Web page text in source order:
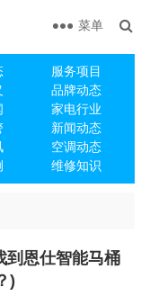
服务项目
品牌动态
家电行业
新闻动态
空调动态
维修知识
菜单
到恩仕智能马桶
)